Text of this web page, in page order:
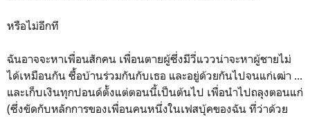
หรือไม่อีกที
ฉันอาจจะหาเพื่อนสักคน เพื่อนตายผู้ซึ่งมีวี่แววน่าจะหาผู้ชายไม่
ได้เหมือนกัน ซื้อบ้านร่วมกันกับเธอ และอยู่ด้วยกันไปจนแก่เฒ่า ...
และเก็บเงินทุกปอนด์ตั้งแต่ตอนนี้เป็นต้นไป เพื่อนำไปถลุงตอนแก่
(ซึ่งขัดกับหลักการของเพื่อนคนหนึ่งในเฟสบุ้คของฉัน ที่ว่าด้วย